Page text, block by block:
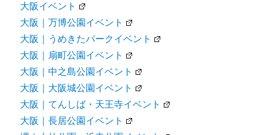
大阪イベント
大阪｜万博公園イベント
大阪｜うめきたパークイベント
大阪｜扇町公園イベント
大阪｜中之島公園イベント
大阪｜大阪城公園イベント
大阪｜てんしば・天王寺イベント
大阪｜長居公園イベント